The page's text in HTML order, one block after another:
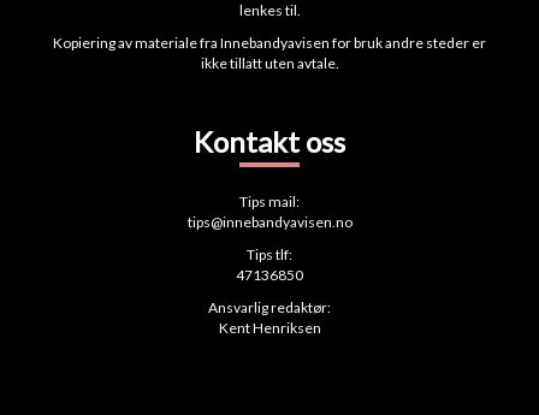
lenkes til.
Kopiering av materiale fra Innebandyavisen for bruk andre steder er
ikke tillatt uten avtale.
Kontakt oss
Tips mail:
tips@innebandyavisen.no
Tips tlf:
47136850
Ansvarlig redaktør:
Kent Henriksen